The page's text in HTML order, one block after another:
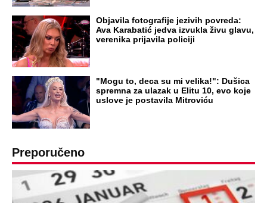
Objavila fotografije jezivih povreda:
Ava Karabatić jedva izvukla živu glavu,
verenika prijavila policiji
"Mogu to, deca su mi velika!": Dušica
spremna za ulazak u Elitu 10, evo koje
uslove je postavila Mitroviću
Preporučeno